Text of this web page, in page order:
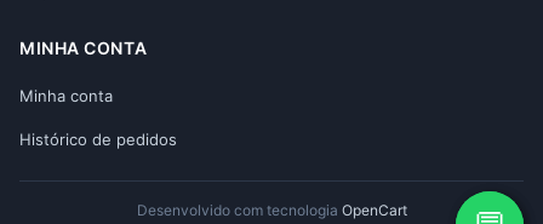
MINHA CONTA
Minha conta
Histórico de pedidos
Desenvolvido com tecnologia OpenCart